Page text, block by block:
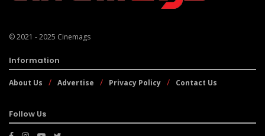
© 2021 - 2025 Cinemags
Information
About Us Advertise Privacy Policy Contact Us
Follow Us